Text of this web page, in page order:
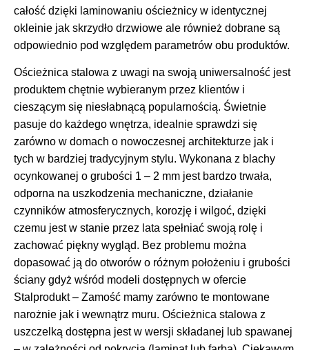
całość dzięki laminowaniu ościeżnicy w identycznej
okleinie jak skrzydło drzwiowe ale również dobrane są
odpowiednio pod względem parametrów obu produktów.
Ościeżnica stalowa z uwagi na swoją uniwersalność jest
produktem chętnie wybieranym przez klientów i
cieszącym się niesłabnącą popularnością. Świetnie
pasuje do każdego wnętrza, idealnie sprawdzi się
zarówno w domach o nowoczesnej architekturze jak i
tych w bardziej tradycyjnym stylu. Wykonana z blachy
ocynkowanej o grubości 1 – 2 mm jest bardzo trwała,
odporna na uszkodzenia mechaniczne, działanie
czynników atmosferycznych, korozję i wilgoć, dzięki
czemu jest w stanie przez lata spełniać swoją rolę i
zachować piękny wygląd. Bez problemu można
dopasować ją do otworów o różnym położeniu i grubości
ściany gdyż wśród modeli dostępnych w ofercie
Stalprodukt – Zamość mamy zarówno te montowane
narożnie jak i wewnątrz muru. Ościeżnica stalowa z
uszczelką dostępna jest w wersji składanej lub spawanej